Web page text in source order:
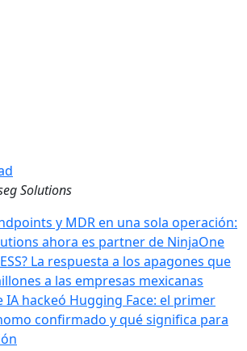
Solutions
y MDR en una sola operación:
ahora es partner de NinjaOne
La respuesta a los apagones que
a las empresas mexicanas
IA hackeó Hugging Face: el primer
confirmado y qué significa para